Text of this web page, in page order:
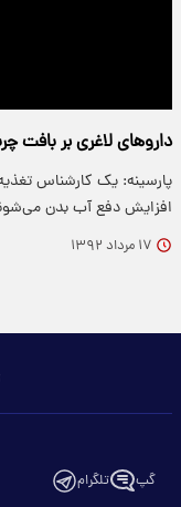
داروهای لاغری بر بافت
پارسینه: یک کار‌شناس
افزایش دفع آب بدن
۱۷ مرداد ۱۳۹۲
گپ تلگرام